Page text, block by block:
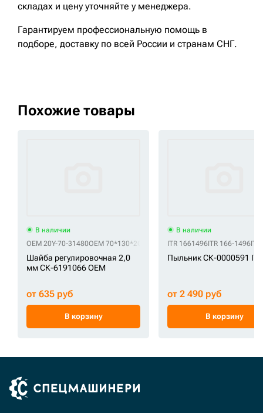
складах и цену уточняйте у менеджера.
Гарантируем профессиональную помощь в
подборе, доставку по всей России и странам СНГ.
Похожие товары
В наличии
OEM 20Y-70-31480OEM 70*130*2 OEM S392-070120OEM S392-070135
Шайба регулировочная 2,0
мм СК-6191066 OEM
от 635 руб
В корзину
В наличии
ITR 1661496ITR 166-1496
Пыльник СК-0000591 ITR
от 2 490 руб
В корзину